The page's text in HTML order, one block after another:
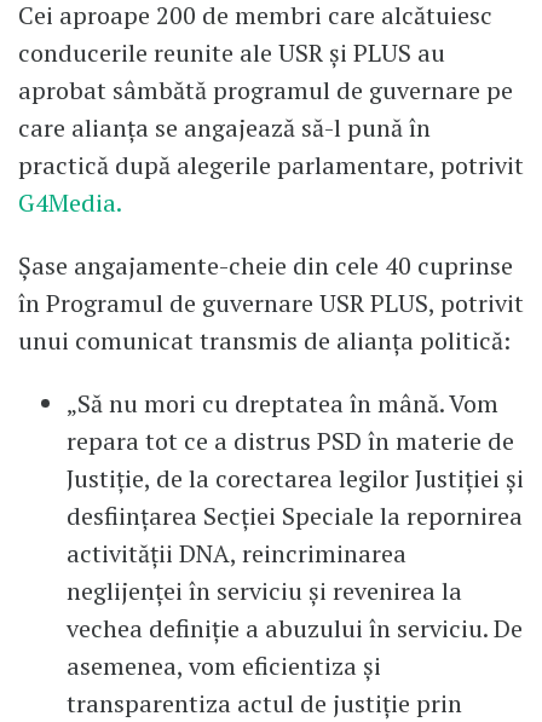
Cei aproape 200 de membri care alcătuiesc
conducerile reunite ale USR și PLUS au
aprobat sâmbătă programul de guvernare pe
care alianța se angajează să-l pună în
practică după alegerile parlamentare, potrivit
G4Media.
Șase angajamente-cheie din cele 40 cuprinse
în Programul de guvernare USR PLUS, potrivit
unui comunicat transmis de alianța politică:
„Să nu mori cu dreptatea în mână. Vom
repara tot ce a distrus PSD în materie de
Justiție, de la corectarea legilor Justiției și
desființarea Secției Speciale la repornirea
activității DNA, reincriminarea
neglijenței în serviciu și revenirea la
vechea definiție a abuzului în serviciu. De
asemenea, vom eficientiza și
transparentiza actul de justiție prin